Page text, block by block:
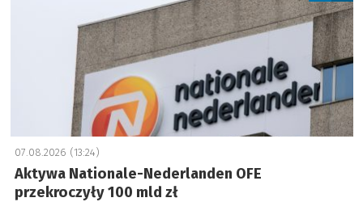
07.08.2026 (13:24)
Aktywa Nationale-Nederlanden OFE
przekroczyły 100 mld zł